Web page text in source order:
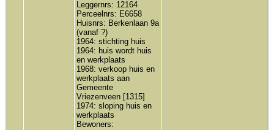
Leggernrs: 12164
Perceelnrs: E6658
Huisnrs: Berkenlaan 9a
(vanaf ?)
1964: stichting huis
1964: huis wordt huis
en werkplaats
1968: verkoop huis en
werkplaats aan
Gemeente
Vriezenveen [1315]
1974: sloping huis en
werkplaats
Bewoners: